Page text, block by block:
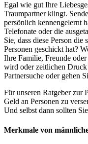
Egal wie gut Ihre
Traumpartner klingt.
persönlich kennengelernt
Telefonate oder die
Sie, dass diese Person
Personen geschickt hat?
Ihre Familie, Freunde
wird oder zeitlichen
Partnersuche oder gehen
Für unseren Ratgeber zur
Geld an Personen zu
Und selbst dann sollten
Merkmale von